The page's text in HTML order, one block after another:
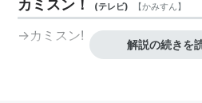
カミスン！ (テレビ) 【かみすん】
→カミスン!
解説の続きを